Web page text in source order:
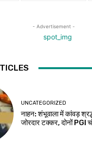
- Advertisement -
UNCATEGORIZED
नाहन: शंभूवाला में कांवड़
जोरदार टक्कर, दोनों PGI